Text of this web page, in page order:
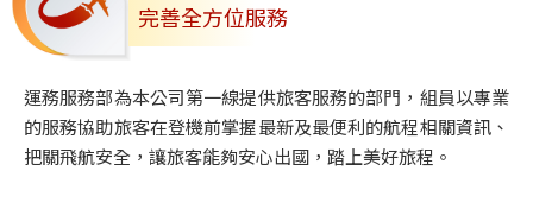
完善全方位服務
運務服務部為本公司第一線提供旅客服務的部門，組員以專業
的服務協助旅客在登機前掌握最新及最便利的航程相關資訊、
把關飛航安全，讓旅客能夠安心出國，踏上美好旅程。